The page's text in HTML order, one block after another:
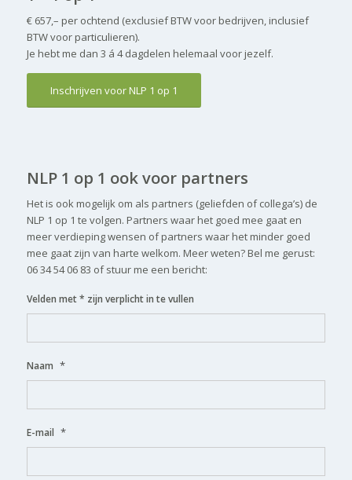
€ 657,– per ochtend (exclusief BTW voor bedrijven, inclusief
BTW voor particulieren).
Je hebt me dan 3 á 4 dagdelen helemaal voor jezelf.
Inschrijven voor NLP 1 op 1
NLP 1 op 1 ook voor partners
Het is ook mogelijk om als partners (geliefden of collega’s) de
NLP 1 op 1 te volgen. Partners waar het goed mee gaat en
meer verdieping wensen of partners waar het minder goed
mee gaat zijn van harte welkom. Meer weten? Bel me gerust:
06 34 54 06 83 of stuur me een bericht:
Velden met * zijn verplicht in te vullen
Naam *
E-mail *